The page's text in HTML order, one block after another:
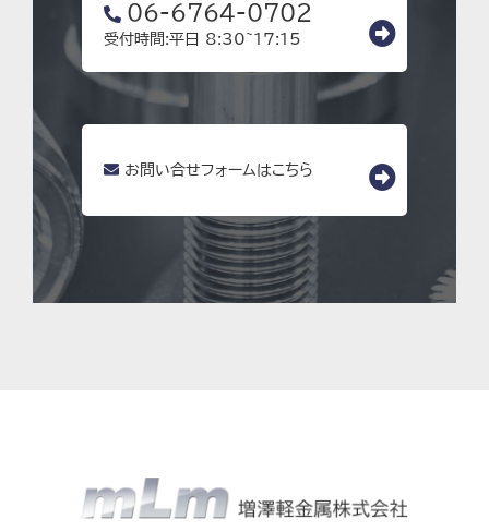
06-6764-0702
受付時間:平日 8:30~17:15
お問い合せフォームはこちら